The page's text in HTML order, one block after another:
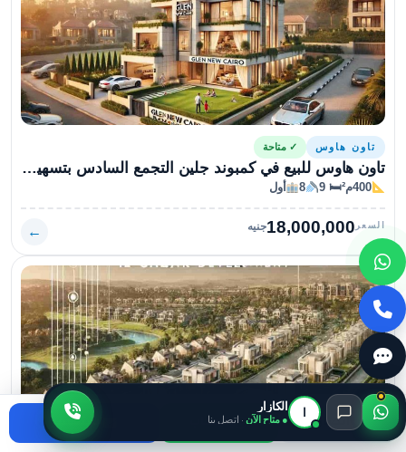
تاون هاوس ✓ متاحة
تاون هاوس للبيع في كمبوند جلين التجمع السادس بتسهيلات في السداد ومقدم 5% فقط
400م² 🛏 9
8 أول
السعر 18,000,000جنيه ←
اتصال واتساب استفسر
ا الكازار
● متاح الآن · اتصل بنا